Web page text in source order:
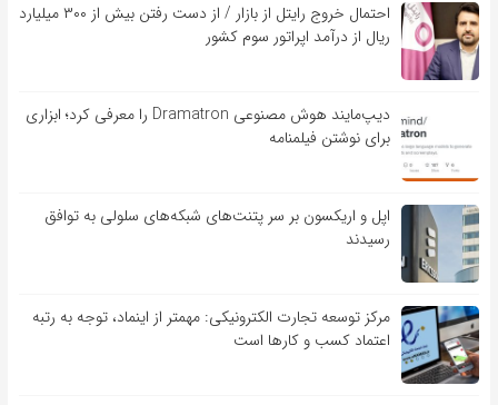
احتمال خروج رایتل از بازار / از دست رفتن بیش از ۳۰۰ میلیارد
ریال از درآمد اپراتور سوم کشور
دیپ‌مایند هوش مصنوعی Dramatron را معرفی کرد؛ ابزاری
برای نوشتن فیلمنامه
اپل و اریکسون بر سر پتنت‌های شبکه‌های سلولی به توافق
رسیدند
مرکز توسعه تجارت الکترونیکی: مهمتر از اینماد، توجه به رتبه
اعتماد کسب و کارها است